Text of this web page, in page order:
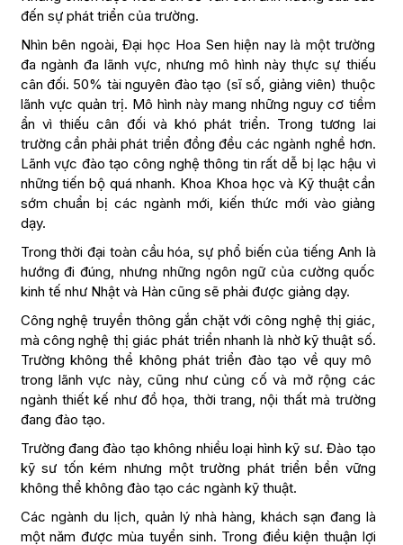
đến sự phát triển của trường.
Nhìn bên ngoài, Đại học Hoa Sen hiện nay là một trường
đa ngành đa lãnh vực, nhưng mô hình này thực sự thiếu
cân đối. 50% tài nguyên đào tạo (sĩ số, giảng viên) thuộc
lãnh vực quản trị. Mô hình này mang những nguy cơ tiềm
ẩn vì thiếu cân đối và khó phát triển. Trong tương lai
trường cần phải phát triển đồng đều các ngành nghề hơn.
Lãnh vực đào tạo công nghệ thông tin rất dễ bị lạc hậu vì
những tiến bộ quá nhanh. Khoa Khoa học và Kỹ thuật cần
sớm chuẩn bị các ngành mới, kiến thức mới vào giảng
dạy.
Trong thời đại toàn cầu hóa, sự phổ biến của tiếng Anh là
hướng đi đúng, nhưng những ngôn ngữ của cường quốc
kinh tế như Nhật và Hàn cũng sẽ phải được giảng dạy.
Công nghệ truyền thông gắn chặt với công nghệ thị giác,
mà công nghệ thị giác phát triển nhanh là nhờ kỹ thuật số.
Trường không thể không phát triển đào tạo về quy mô
trong lãnh vực này, cũng như củng cố và mở rộng các
ngành thiết kế như đồ họa, thời trang, nội thất mà trường
đang đào tạo.
Trường đang đào tạo không nhiều loại hình kỹ sư. Đào tạo
kỹ sư tốn kém nhưng một trường phát triển bền vững
không thể không đào tạo các ngành kỹ thuật.
Các ngành du lịch, quản lý nhà hàng, khách sạn đang là
một năm được mùa tuyển sinh. Trong điều kiện thuận lợi